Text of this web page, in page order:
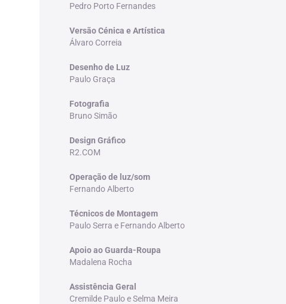
Pedro Porto Fernandes
Versão Cénica e Artística
Álvaro Correia
Desenho de Luz
Paulo Graça
Fotografia
Bruno Simão
Design Gráfico
R2.COM
Operação de luz/som
Fernando Alberto
Técnicos de Montagem
Paulo Serra e Fernando Alberto
Apoio ao Guarda-Roupa
Madalena Rocha
Assistência Geral
Cremilde Paulo e Selma Meira